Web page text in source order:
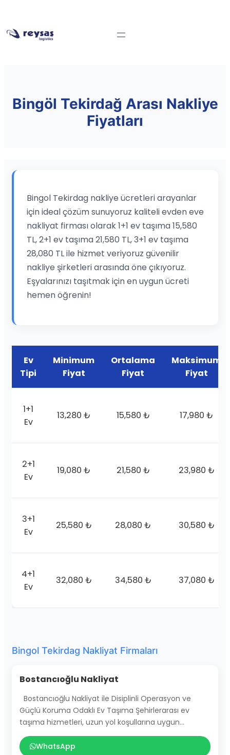
Bingöl Tekirdağ Arası Nakliye
Fiyatları
Bingol Tekirdag nakliye ücretleri arayanlar
için ideal çözüm sunuyoruz kaliteli evden eve
nakliyat firması olarak 1+1 ev taşıma 15,580
TL, 2+1 ev taşıma 21,580 TL, 3+1 ev taşıma
28,080 TL ile hizmet veriyoruz güvenilir
nakliye şirketleri arasında öne çıkıyoruz.
Eşyalarınızı taşıtmak için en uygun ücreti
hemen öğrenin!
Ev
Tipi
Minimum
Fiyat
Ortalama
Fiyat
Maksimum
Fiyat
1+1
Ev
13,280 ₺ 15,580 ₺ 17,980 ₺
2+1
Ev
19,080 ₺ 21,580 ₺ 23,980 ₺
3+1
Ev
25,580 ₺ 28,080 ₺ 30,580 ₺
4+1
Ev
32,080 ₺ 34,580 ₺ 37,080 ₺
Bingol Tekirdag Nakliyat Firmaları
Bostancıoğlu Nakliyat
Bostancıoğlu Nakliyat ile Disiplinli Operasyon ve
Güçlü Koruma Odaklı Ev Taşıma Şehirlerarası ev
taşıma hizmetleri, uzun yol koşullarına uygun…
WhatsApp